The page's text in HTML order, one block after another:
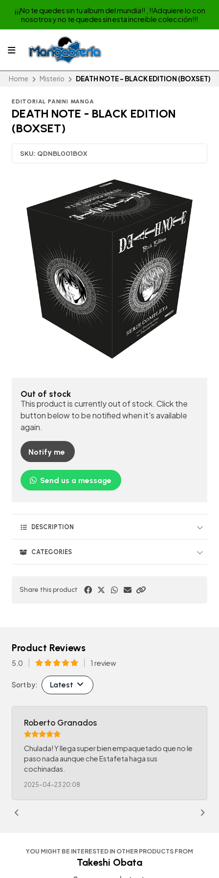
¡¡¡No te quedes sin tu album del mundia!! , !!Adquiere lo con
nosotros y no te quedes sin esta increible colección!!!
Home Misterio DEATH NOTE - BLACK EDITION (BOXSET)
EDITORIAL PANINI MANGA
DEATH NOTE - BLACK EDITION
(BOXSET)
SKU: QDNBL001BOX
Out of stock
This product is currently out of stock. Click the
button below to be notified when it's available
again.
Notify me
Send us a message
DESCRIPTION
CATEGORIES
Share this product
Product Reviews
5.0 1 review
Sort by: Latest
Roberto Granados
Chulada! Y llega super bien empaquetado que no le
paso nada aunque che Estafeta haga sus
cochinadas.
2025-04-23 20:08
YOU MIGHT BE INTERESTED IN OTHER PRODUCTS FROM
Takeshi Obata